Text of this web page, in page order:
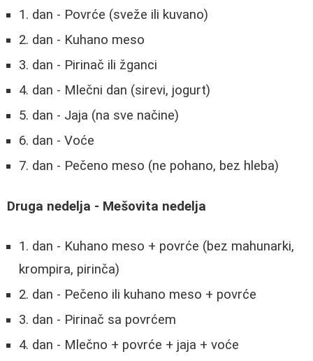
1. dan - Povrće (sveže ili kuvano)
2. dan - Kuhano meso
3. dan - Pirinač ili žganci
4. dan - Mlečni dan (sirevi, jogurt)
5. dan - Jaja (na sve načine)
6. dan - Voće
7. dan - Pečeno meso (ne pohano, bez hleba)
Druga nedelja - Mešovita nedelja
1. dan - Kuhano meso + povrće (bez mahunarki,
krompira, pirinča)
2. dan - Pečeno ili kuhano meso + povrće
3. dan - Pirinač sa povrćem
4. dan - Mlečno + povrće + jaja + voće